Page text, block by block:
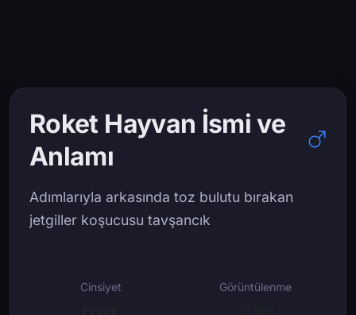
Roket Hayvan İsmi ve
Anlamı
Adımlarıyla arkasında toz bulutu bırakan
jetgiller koşucusu tavşancık
Cinsiyet Görüntülenme